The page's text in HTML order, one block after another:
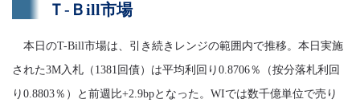
Ｔ-Ｂill市場
本日のT-Bill市場は、引き続きレンジの範囲内で推移。本日実施
された3M入札（1381回債）は平均利回り0.8706％（按分落札利回
り0.8803％）と前週比+2.9bpとなった。WIでは数千億単位で売り